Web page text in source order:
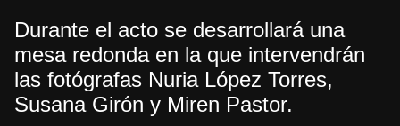
Durante el acto se desarrollará una
mesa redonda en la que intervendrán
las fotógrafas Nuria López Torres,
Susana Girón y Miren Pastor.